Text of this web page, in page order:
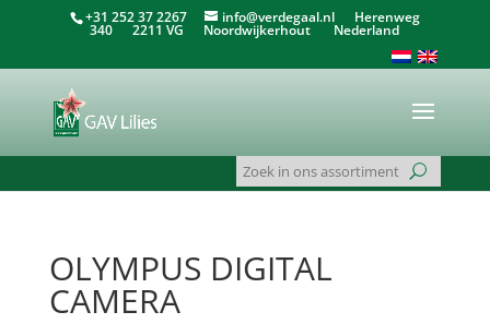
+31 252 37 2267 info@verdegaal.nlHerenweg
340 2211 VG Noordwijkerhout Nederland
OLYMPUS DIGITAL
CAMERA